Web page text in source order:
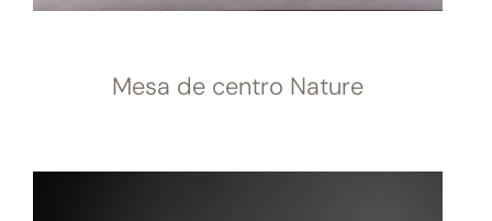
Mesa de centro Nature